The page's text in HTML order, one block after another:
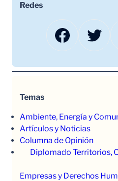
Redes
Facebook Twitter
Temas
Ambiente, Energía y
Artículos y Noticias
Columna de Opinión
Diplomado Territorios,
Empresas y Derechos